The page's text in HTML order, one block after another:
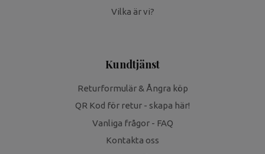
Vilka är vi?
Kundtjänst
Returformulär & Ångra köp
QR Kod för retur - skapa här!
Vanliga frågor - FAQ
Kontakta oss